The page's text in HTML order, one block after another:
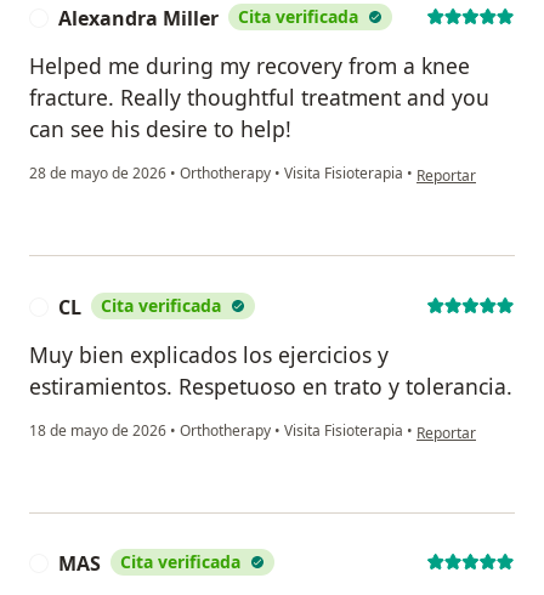
Alexandra Miller Cita verificada
Helped me during my recovery from a knee
fracture. Really thoughtful treatment and you
can see his desire to help!
28 de mayo de 2026 • Orthotherapy • Visita Fisioterapia • en opinión del
Reportar
CL Cita verificada
Muy bien explicados los ejercicios y
estiramientos. Respetuoso en trato y tolerancia.
18 de mayo de 2026 • Orthotherapy • Visita Fisioterapia • en opinión del
Reportar
MAS Cita verificada